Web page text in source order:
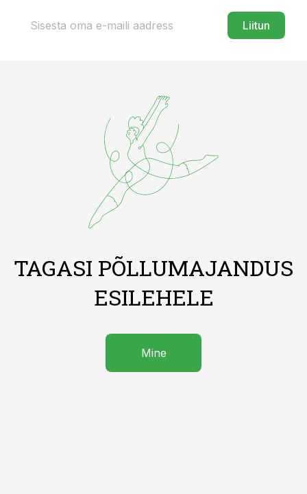
Liitun
TAGASI PÕLLUMAJANDUS
ESILEHELE
Mine